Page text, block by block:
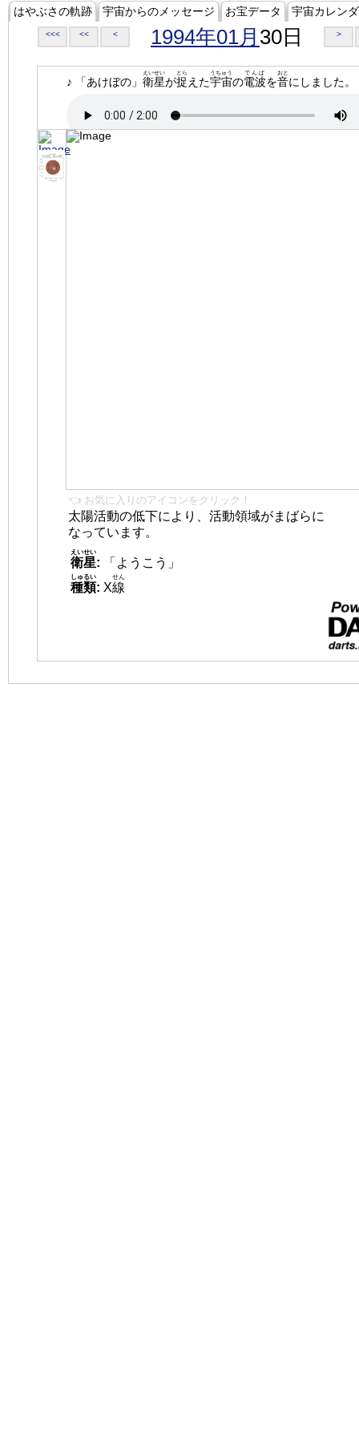
はやぶさの軌跡 宇宙からのメッセージ お宝データ 宇宙カレン
<<< << < 1994年01月 30日 >
♪ 「あけぼの」 衛星
えいせい
が捉
とら
えた宇宙
うちゅう
の電波
でんぱ
を音
おと
にしました。
👈 お気に入りのアイコンをクリック！
太陽活動の低下により、活動領域がまばらに
なっています。
衛星
えいせい
:
「ようこう」
種類
しゅるい
: X線
せん